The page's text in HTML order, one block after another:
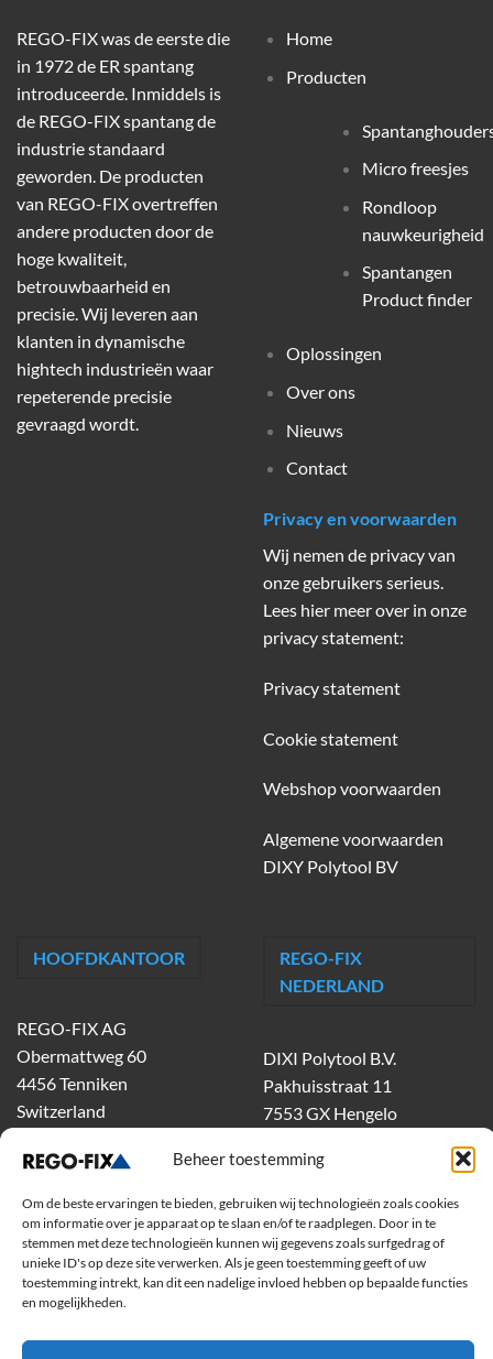
Beheer toestemming
Om de beste ervaringen te bieden, gebruiken wij technologieën zoals cookies
om informatie over je apparaat op te slaan en/of te raadplegen. Door in te
stemmen met deze technologieën kunnen wij gegevens zoals surfgedrag of
unieke ID's op deze site verwerken. Als je geen toestemming geeft of uw
toestemming intrekt, kan dit een nadelige invloed hebben op bepaalde functies
en mogelijkheden.
REGO-FIX was de eerste die
in 1972 de ER spantang
introduceerde. Inmiddels is
de REGO-FIX spantang de
industrie standaard
geworden. De producten
van REGO-FIX overtreffen
andere producten door de
hoge kwaliteit,
betrouwbaarheid en
precisie. Wij leveren aan
klanten in dynamische
hightech industrieën waar
repeterende precisie
gevraagd wordt.
Home
Producten
Micro freesjes
Rondloop
nauwkeurigheid
Spantangen
Product finder
Oplossingen
Over ons
Nieuws
Contact
Privacy en voorwaarden
Wij nemen de privacy van
onze gebruikers serieus.
Lees hier meer over in onze
privacy statement:
Privacy statement
Cookie statement
Webshop voorwaarden
Algemene voorwaarden
DIXY Polytool BV
HOOFDKANTOOR
REGO-FIX AG
Obermattweg 60
4456 Tenniken
Switzerland
REGO-FIX
NEDERLAND
DIXI Polytool B.V.
Pakhuisstraat 11
7553 GX Hengelo
dixiholland@dixi.com
www.dixipolytool.com
Volg ons op Youtube
Volg ons op Linkedin